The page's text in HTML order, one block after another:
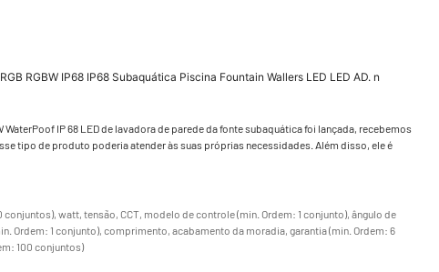
RGBW IP68 IP68 Subaquática Piscina Fountain Wallers LED LED AD. n
WaterPoof IP 68 LED de lavadora de parede da fonte subaquática foi lançada, recebemos
tipo de produto poderia atender às suas próprias necessidades. Além disso, ele é
watt, tensão, CCT, modelo de controle (min. Ordem: 1 conjunto), ângulo de
Ordem: 1 conjunto), comprimento, acabamento da moradia, garantia (min. Ordem: 6
100 conjuntos)